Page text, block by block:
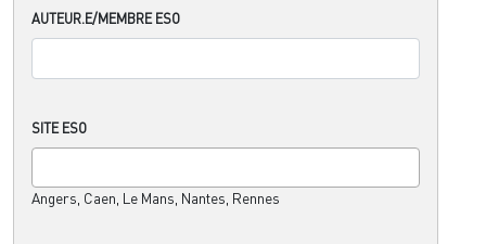
AUTEUR.E/MEMBRE ESO
SITE ESO
Angers, Caen, Le Mans, Nantes, Rennes